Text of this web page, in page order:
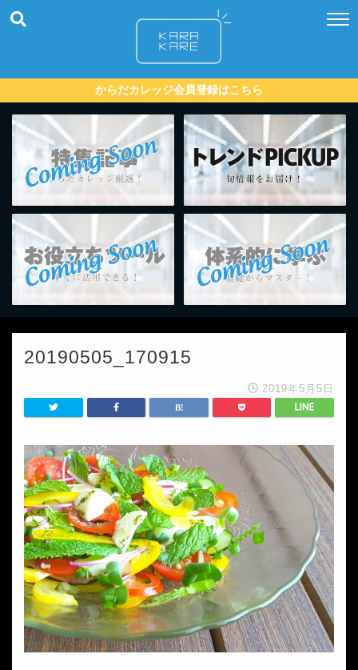
からだカレッジ会員登録はこちら
20190505_170915
2019年5月5日